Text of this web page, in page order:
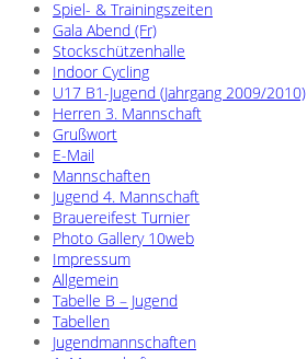
Spiel- & Trainingszeiten
Gala Abend (Fr)
Stockschützenhalle
Indoor Cycling
U17 B1-Jugend (Jahrgang 2009/2010)
Herren 3. Mannschaft
Grußwort
E-Mail
Mannschaften
Jugend 4. Mannschaft
Brauereifest Turnier
Photo Gallery 10web
Impressum
Allgemein
Tabelle B – Jugend
Tabellen
Jugendmannschaften